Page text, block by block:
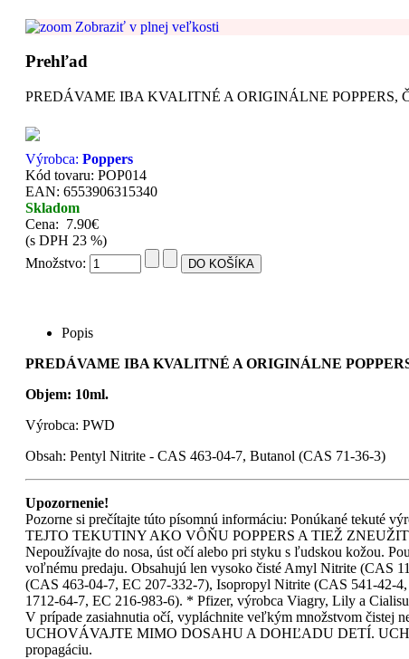
Zobraziť v plnej veľkosti
Prehľad
PREDÁVAME IBA KVALITNÉ A ORIGINÁLNE POPPERS,
Výrobca: Poppers
Kód tovaru: POP014
EAN: 6553906315340
Skladom
Cena: 7.90€
(s DPH 23 %)
Množstvo:
Popis
PREDÁVAME IBA KVALITNÉ A ORIGINÁLNE
Objem: 10ml.
Výrobca: PWD
Obsah: Pentyl Nitrite - CAS 463-04-7, Butanol (CAS 71-36-3)
Upozornenie!
Pozorne si prečítajte túto písomnú informáciu: Ponúkané tekuté
TEJTO TEKUTINY AKO VÔŇU POPPERS A TIEŽ
Nepoužívajte do nosa, úst očí alebo pri styku s ľudskou kožou.
voľnému predaju. Obsahujú len vysoko čisté Amyl Nitrite (CAS
(CAS 463-04-7, EC 207-332-7), Isopropyl Nitrite (CAS 541-42-
1712-64-7, EC 216-983-6). * Pfizer, výrobca Viagry, Lily a
V prípade zasiahnutia očí, vypláchnite veľkým množstvom
UCHOVÁVAJTE MIMO DOSAHU A DOHĽADU DETÍ.
propagáciu.